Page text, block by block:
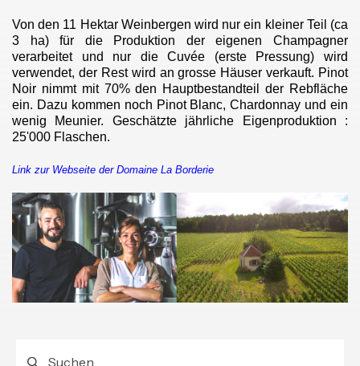
Von den 11 Hektar Weinbergen wird nur ein kleiner Teil (ca
3 ha) für die Produktion der eigenen Champagner
verarbeitet und nur die Cuvée (erste Pressung) wird
verwendet, der Rest wird an grosse Häuser verkauft. Pinot
Noir nimmt mit 70% den Hauptbestandteil der Rebfläche
ein. Dazu kommen noch Pinot Blanc, Chardonnay und ein
wenig Meunier. Geschätzte jährliche Eigenproduktion :
25'000 Flaschen.
Link zur Webseite der Domaine La Borderie